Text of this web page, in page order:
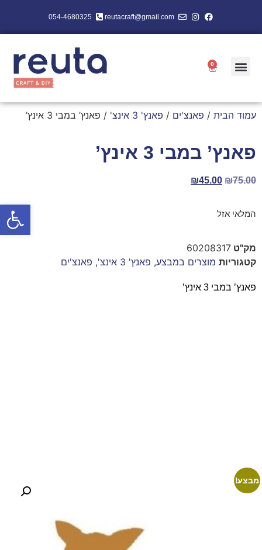
פתח
reutacraft@gmail.com
054-4680325
0
עמוד הבית / פאנצ'ים / פאנץ' 3 אינצ' / פאנץ’ במבי 3 אינץ’
פאנץ’ במבי 3 אינץ’
₪75.00
₪45.00
המלאי אזל
מק"ט 60208317
קטגוריות מוצרים במבצע, פאנץ' 3 אינצ' , פאנצ'ים
פאנץ’ במבי 3 אינץ’
מבצע!